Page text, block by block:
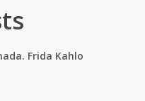
Frida Kahlo